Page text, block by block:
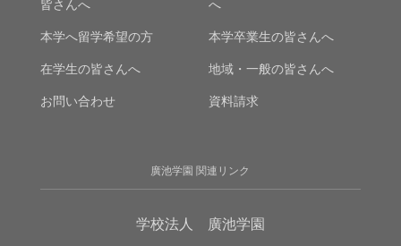
皆さんへ
へ
本学へ留学希望の方 本学卒業生の皆さんへ
在学生の皆さんへ 地域・一般の皆さんへ
お問い合わせ 資料請求
廣池学園 関連リンク
学校法人 廣池学園